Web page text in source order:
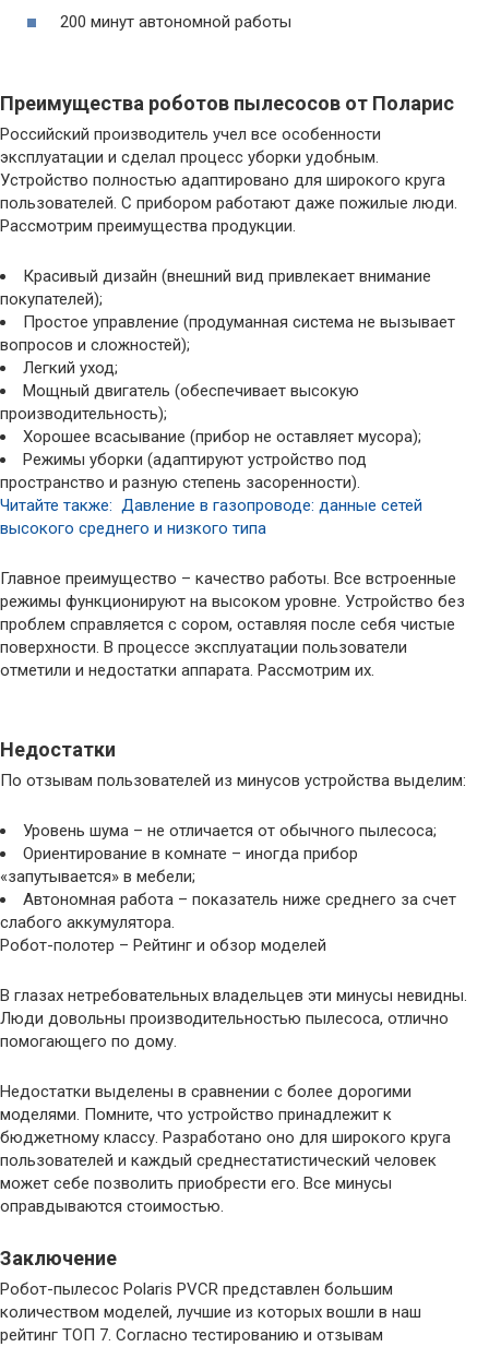
200 минут автономной работы
Преимущества роботов пылесосов от Поларис
Российский производитель учел все особенности
эксплуатации и сделал процесс уборки удобным.
Устройство полностью адаптировано для широкого круга
пользователей. С прибором работают даже пожилые люди.
Рассмотрим преимущества продукции.
Красивый дизайн (внешний вид привлекает внимание
покупателей);
Простое управление (продуманная система не вызывает
вопросов и сложностей);
Легкий уход;
Мощный двигатель (обеспечивает высокую
производительность);
Хорошее всасывание (прибор не оставляет мусора);
Режимы уборки (адаптируют устройство под
пространство и разную степень засоренности).
Читайте также: Давление в газопроводе: данные сетей
высокого среднего и низкого типа
Главное преимущество – качество работы. Все встроенные
режимы функционируют на высоком уровне. Устройство без
проблем справляется с сором, оставляя после себя чистые
поверхности. В процессе эксплуатации пользователи
отметили и недостатки аппарата. Рассмотрим их.
Недостатки
По отзывам пользователей из минусов устройства выделим:
Уровень шума – не отличается от обычного пылесоса;
Ориентирование в комнате – иногда прибор
«запутывается» в мебели;
Автономная работа – показатель ниже среднего за счет
слабого аккумулятора.
Робот-полотер – Рейтинг и обзор моделей
В глазах нетребовательных владельцев эти минусы невидны.
Люди довольны производительностью пылесоса, отлично
помогающего по дому.
Недостатки выделены в сравнении с более дорогими
моделями. Помните, что устройство принадлежит к
бюджетному классу. Разработано оно для широкого круга
пользователей и каждый среднестатистический человек
может себе позволить приобрести его. Все минусы
оправдываются стоимостью.
Заключение
Робот-пылесос Polaris PVCR представлен большим
количеством моделей, лучшие из которых вошли в наш
рейтинг ТОП 7. Согласно тестированию и отзывам